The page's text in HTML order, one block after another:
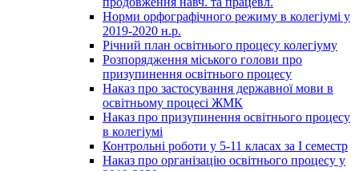
Норми орфографічного режиму в колегіумі у
2019-2020 н.р.
Річний план освітнього процесу колегіуму
Розпорядження міського голови про
призупинення освітнього процесу
Наказ про застосування державної мови в
освітньому процесі ЖМК
Наказ про призупинення освітнього процесу
в колегіумі
Контрольні роботи у 5-11 класах за І семестр
Наказ про організацію освітнього процесу у